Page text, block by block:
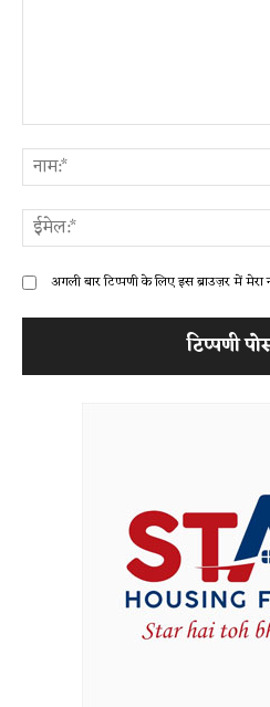
अगली बार टिप्पणी के लिए इस ब्राउज़र में